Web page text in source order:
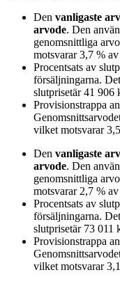
Den vanligaste
arvode. Den
genomsnittliga
motsvarar 3,7 %
Procentsats av
försäljningarna.
slutprisetär 41 906
Provisionstrappa
vilket motsvarar 3,5
Den vanligaste
arvode. Den
genomsnittliga
motsvarar 2,7 %
Procentsats av
försäljningarna.
slutprisetär 73 011
Provisionstrappa
vilket motsvarar 3,1